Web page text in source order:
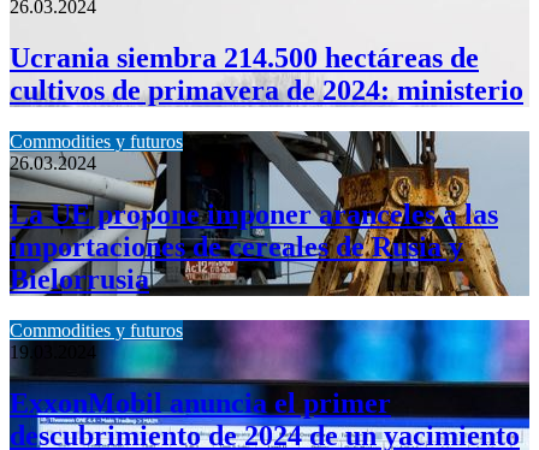
26.03.2024
Ucrania siembra 214.500 hectáreas de
cultivos de primavera de 2024: ministerio
Commodities y futuros
26.03.2024
La UE propone imponer aranceles a las
importaciones de cereales de Rusia y
Bielorrusia
Commodities y futuros
19.03.2024
ExxonMobil anuncia el primer
descubrimiento de 2024 de un yacimiento